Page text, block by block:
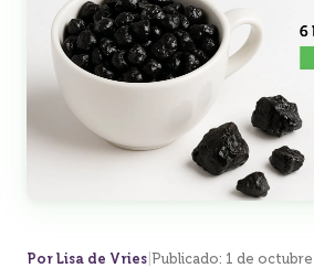
Por Lisa de Vries Publicado: 1 de octubre